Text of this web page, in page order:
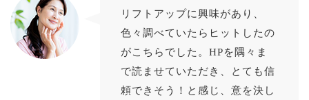
リフトアップに興味があり、
色々調べていたらヒットしたの
がこちらでした。HPを隅々ま
で読ませていただき、とても信
頼できそう！と感じ、意を決し